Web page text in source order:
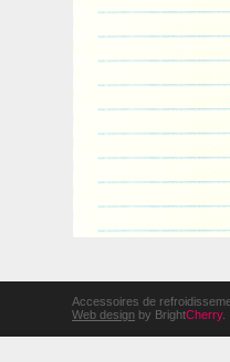
Accessoires de
Web design by BrightCherry.